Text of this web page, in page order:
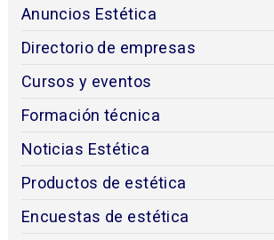
Anuncios Estética
Directorio de empresas
Cursos y eventos
Formación técnica
Noticias Estética
Productos de estética
Encuestas de estética